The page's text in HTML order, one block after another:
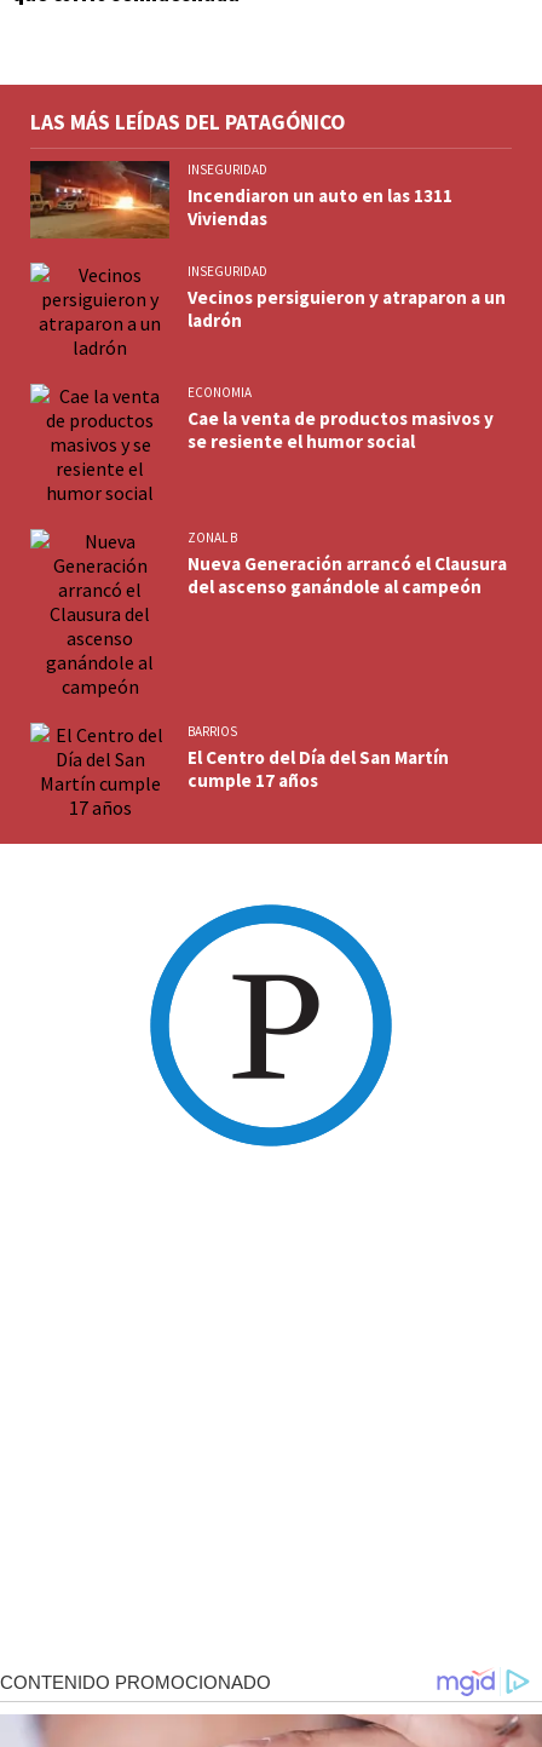
LAS MÁS LEÍDAS DEL PATAGÓNICO
INSEGURIDAD
Incendiaron un auto en las 1311
Viviendas
INSEGURIDAD
Vecinos persiguieron y atraparon a un
ladrón
ECONOMIA
Cae la venta de productos masivos y
se resiente el humor social
ZONAL B
Nueva Generación arrancó el Clausura
del ascenso ganándole al campeón
BARRIOS
El Centro del Día del San Martín
cumple 17 años